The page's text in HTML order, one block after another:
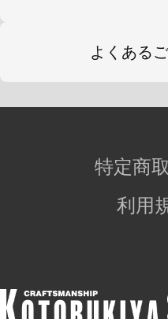
よくある
特定商
利用